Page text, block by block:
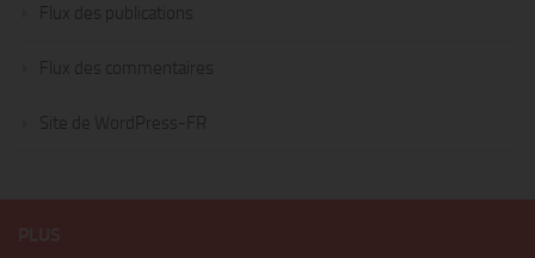
Flux des publications
Flux des commentaires
Site de WordPress-FR